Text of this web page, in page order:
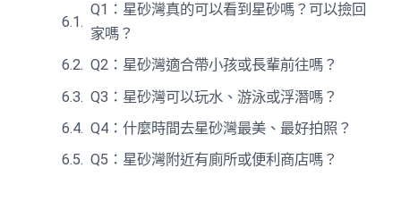
Q1：星砂灣真的可以看到星砂嗎？可以撿回
家嗎？
Q2：星砂灣適合帶小孩或長輩前往嗎？
Q3：星砂灣可以玩水、游泳或浮潛嗎？
Q4：什麼時間去星砂灣最美、最好拍照？
Q5：星砂灣附近有廁所或便利商店嗎？